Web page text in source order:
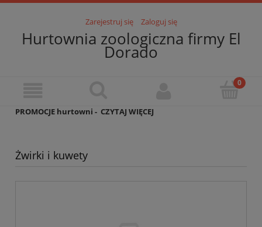
Zarejestruj się Zaloguj się
Hurtownia zoologiczna firmy El
Dorado
PROMOCJE hurtowni - CZYTAJ WIĘCEJ
Żwirki i kuwety